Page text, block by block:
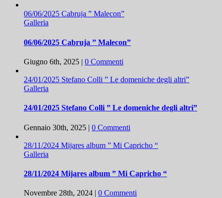
06/06/2025 Cabruja ” Malecon”
Galleria
06/06/2025 Cabruja ” Malecon”
Giugno 6th, 2025 | 0 Commenti
24/01/2025 Stefano Colli ” Le domeniche degli altri”
Galleria
24/01/2025 Stefano Colli ” Le domeniche degli altri”
Gennaio 30th, 2025 | 0 Commenti
28/11/2024 Mijares album ” Mi Capricho “
Galleria
28/11/2024 Mijares album ” Mi Capricho “
Novembre 28th, 2024 | 0 Commenti